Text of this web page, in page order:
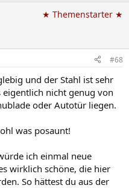
★ Themenstarter ★
#68
und der Stahl ist sehr
eigentlich nicht genug von
oder Autotür liegen.
was posaunt!
ich einmal neue
wirklich schöne, die hier
So hättest du aus der